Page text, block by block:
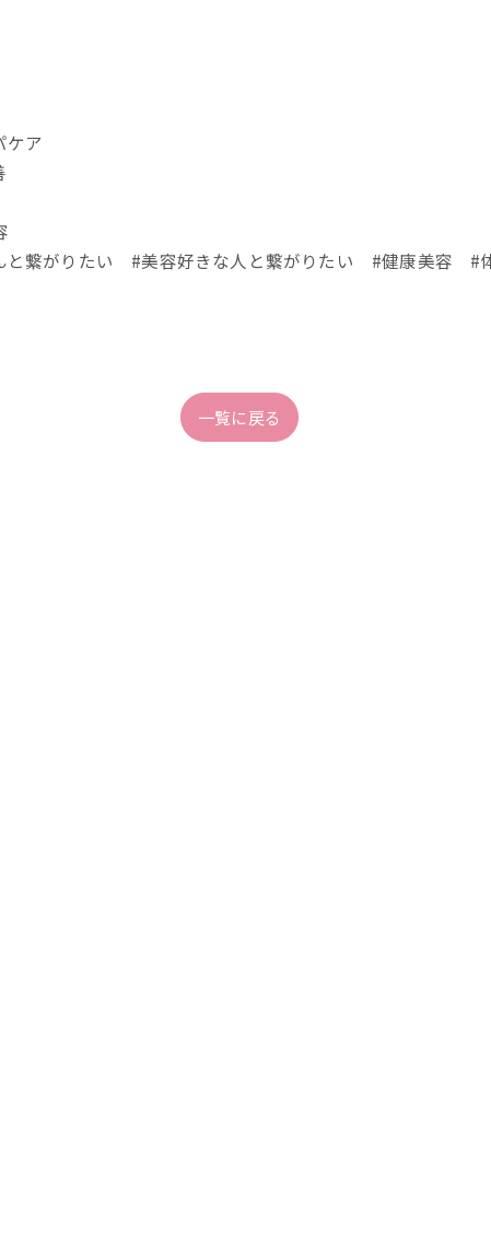
ア
繋がりたい #美容好きな人と繋がりたい #健康美容 #
一覧に戻る